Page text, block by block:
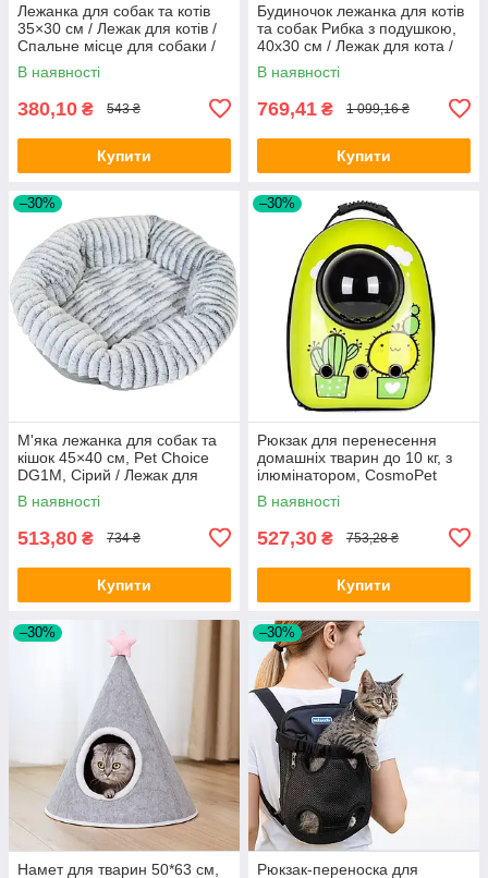
Лежанка для собак та котів
35×30 см / Лежак для котів /
Спальне місце для собаки /
М'яка лежанка для кота
В наявності
380,10 ₴ 543 ₴
Купити
Будиночок лежанка для котів
та собак Рибка з подушкою,
40x30 см / Лежак для кота /
Будиночок спальне місце для
кішки
В наявності
769,41 ₴ 1 099,16 ₴
Купити
–30%
М'яка лежанка для собак та
кішок 45×40 см, Pet Choice
DG1M, Сірий / Лежак для
собак / Кругле ліжечко для
тварин
В наявності
513,80 ₴ 734 ₴
Купити
–30%
Рюкзак для перенесення
домашніх тварин до 10 кг, з
ілюмінатором, CosmoPet
Зелений-кактус / Переноска
для кота
В наявності
527,30 ₴ 753,28 ₴
Купити
–30%
Намет для тварин 50*63 см,
–30%
Рюкзак-переноска для